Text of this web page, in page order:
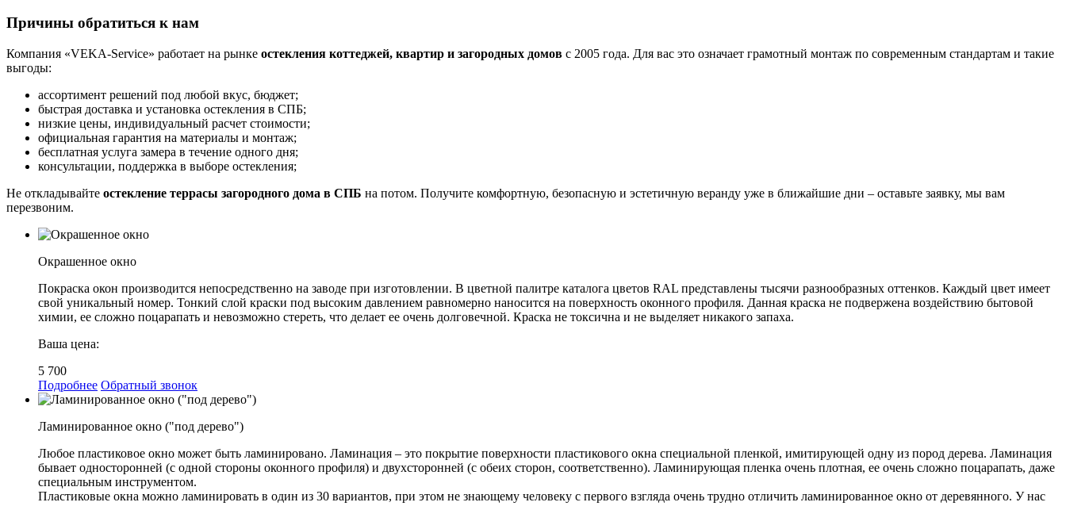
Причины обратиться к нам
Компания «VEKA-Service» работает на рынке остекления коттеджей, квартир и загородных домов с 2005 года. Для вас это означает грамотный монтаж по современным стандартам и такие
выгоды:
ассортимент решений под любой вкус, бюджет;
быстрая доставка и установка остекления в СПБ;
низкие цены, индивидуальный расчет стоимости;
официальная гарантия на материалы и монтаж;
бесплатная услуга замера в течение одного дня;
консультации, поддержка в выборе остекления;
Не откладывайте остекление террасы загородного дома в СПБ на потом. Получите комфортную, безопасную и эстетичную веранду уже в ближайшие дни – оставьте заявку, мы вам
перезвоним.
Окрашенное окно
Покраска окон производится непосредственно на заводе при изготовлении. В цветной палитре каталога цветов RAL представлены тысячи разнообразных оттенков. Каждый цвет имеет
свой уникальный номер. Тонкий слой краски под высоким давлением равномерно наносится на поверхность оконного профиля. Данная краска не подвержена воздействию бытовой
химии, ее сложно поцарапать и невозможно стереть, что делает ее очень долговечной. Краска не токсична и не выделяет никакого запаха.
Ваша цена:
5 700
Подробнее Обратный звонок
Ламинированное окно ("под дерево")
Любое пластиковое окно может быть ламинировано. Ламинация – это покрытие поверхности пластикового окна специальной пленкой, имитирующей одну из пород дерева. Ламинация
бывает односторонней (с одной стороны оконного профиля) и двухсторонней (с обеих сторон, соответственно). Ламинирующая пленка очень плотная, ее очень сложно поцарапать, даже
специальным инструментом.
Пластиковые окна можно ламинировать в один из 30 вариантов, при этом не знающему человеку с первого взгляда очень трудно отличить ламинированное окно от деревянного. У нас